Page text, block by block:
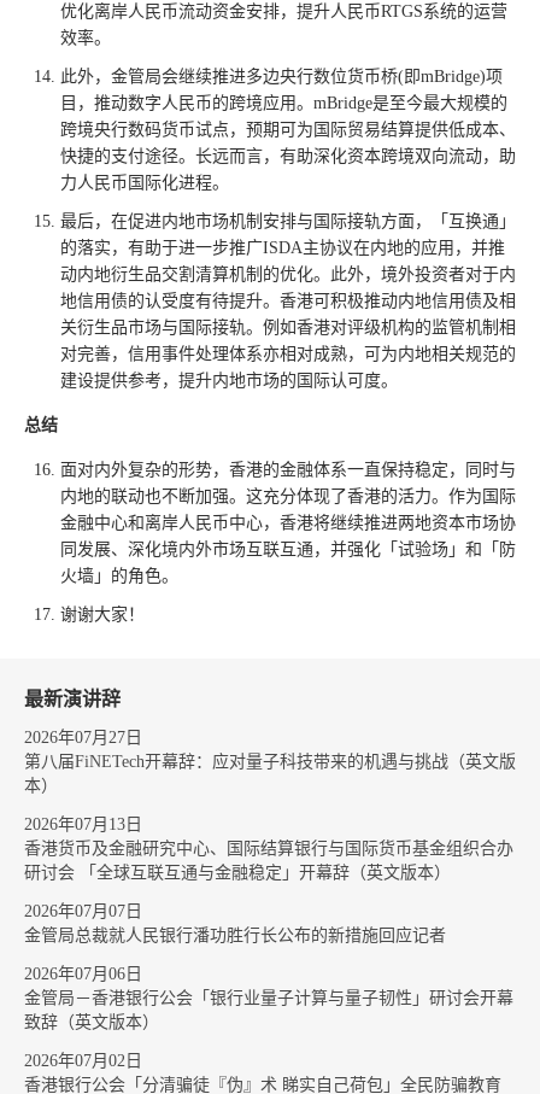
优化离岸人民币流动资金安排，提升人民币RTGS系统的运营
效率。
此外，金管局会继续推进多边央行数位货币桥(即mBridge)项
目，推动数字人民币的跨境应用。mBridge是至今最大规模的
跨境央行数码货币试点，预期可为国际贸易结算提供低成本、
快捷的支付途径。长远而言，有助深化资本跨境双向流动，助
力人民币国际化进程。
最后，在促进内地市场机制安排与国际接轨方面，「互换通」
的落实，有助于进一步推广ISDA主协议在内地的应用，并推
动内地衍生品交割清算机制的优化。此外，境外投资者对于内
地信用债的认受度有待提升。香港可积极推动内地信用债及相
关衍生品市场与国际接轨。例如香港对评级机构的监管机制相
对完善，信用事件处理体系亦相对成熟，可为内地相关规范的
建设提供参考，提升内地市场的国际认可度。
总结
面对内外复杂的形势，香港的金融体系一直保持稳定，同时与
内地的联动也不断加强。这充分体现了香港的活力。作为国际
金融中心和离岸人民币中心，香港将继续推进两地资本市场协
同发展、深化境内外市场互联互通，并强化「试验场」和「防
火墙」的角色。
谢谢大家！
最新演讲辞
2026年07月27日
第八届FiNETech开幕辞：应对量子科技带来的机遇与挑战（英文版
本）
2026年07月13日
香港货币及金融研究中心、国际结算银行与国际货币基金组织合办
研讨会 「全球互联互通与金融稳定」开幕辞（英文版本）
2026年07月07日
金管局总裁就人民银行潘功胜行长公布的新措施回应记者
2026年07月06日
金管局－香港银行公会「银行业量子计算与量子韧性」研讨会开幕
致辞（英文版本）
2026年07月02日
香港银行公会「分清骗徒『伪』术 睇实自己荷包」全民防骗教育